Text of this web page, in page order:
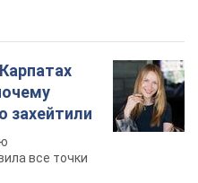
захейтили
все точки